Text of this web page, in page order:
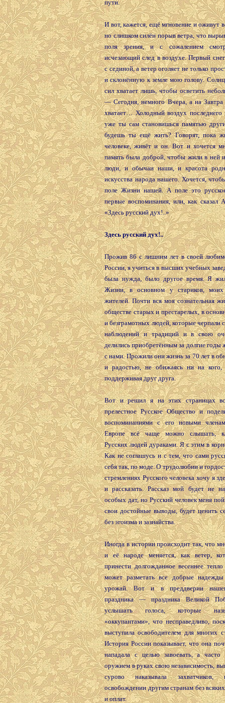
пути.
И вот, кажется, ещё мгновение и оживут
но слишком силён порыв ветра, что
поля зрения, и с сожалением
исчезающий след в воздухе. Первый
с сединой, а ветер оголяет не только
и склонённую к земле мою голову.
сил хватает лишь, чтобы осветить
— Сегодня, немного Вчера, а на Завтра
хватает… Холодный воздух последнего
уже ты сам становишься памятью
будешь ты ещё жить? Говорят, пока
человеке, живёт и он. Вот и хочется
память была доброй, чтобы жили в ней
люди, и обычаи наши, и красота
искусства народа нашего. Хочется,
поле Жизни нашей. А поле это
первые воспоминания, или, как
«Здесь русский дух!..»
Здесь русский дух!..
Прожив 86 с лишним лет в своей
России, я учиться в высших учебных
была нужда, было другое время. Я
Жизни, в основном у стариков, моих
жителей. Почти вся моя сознательная
обществе старых и престарелых, в
и безграмотных людей, которые черпали
наблюдений и традиций и в свою
делились приобретённым за долгие
с нами. Прожили они жизнь за 70 лет в
и радостью, не обижаясь ни на
поддерживая друг друга.
Вот и решил я на этих страницах
прелестное Русское Общество и
воспоминаниями с его новыми
Европе всё чаще можно слышать,
Русских людей дураками. Я с этим в
Как не соглашусь и с тем, что сами
себя так, по моде. О трудолюбии и
стремлениях Русского человека хочу я
и рассказать. Рассказ мой будет не
особых дат, но Русский человек меня
свои достойные выводы, будет ценить
без эгоизма и зазнайства.
Иногда в истории происходит так, что
и её народе меняется, как ветер,
принести долгожданное весеннее
может разметать все добрые
урожай. Вот и в преддверии
праздника — праздника Великой
услышать голоса, которые
«оккупантами», что несправедливо,
выступила освободителем для многих
История России показывает, что она
нападала с целью завоевать, а часто
оружием в руках свою независимость,
сурово наказывала захватчиков,
освобождении другим странам без
и оплат.